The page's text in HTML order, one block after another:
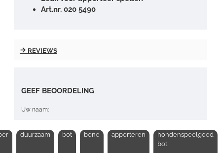
Art.nr. 020 5490
REVIEWS
GEEF BEOORDELING
Uw naam:
duurzaam bot bone apporteren
hondenspeelgoed
bot